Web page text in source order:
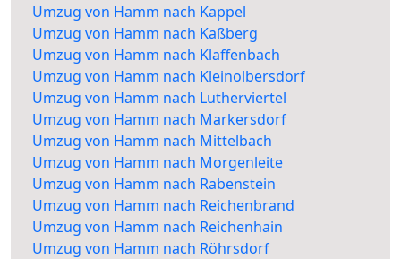
Umzug von Hamm nach Kappel
Umzug von Hamm nach Kaßberg
Umzug von Hamm nach Klaffenbach
Umzug von Hamm nach Kleinolbersdorf
Umzug von Hamm nach Lutherviertel
Umzug von Hamm nach Markersdorf
Umzug von Hamm nach Mittelbach
Umzug von Hamm nach Morgenleite
Umzug von Hamm nach Rabenstein
Umzug von Hamm nach Reichenbrand
Umzug von Hamm nach Reichenhain
Umzug von Hamm nach Röhrsdorf